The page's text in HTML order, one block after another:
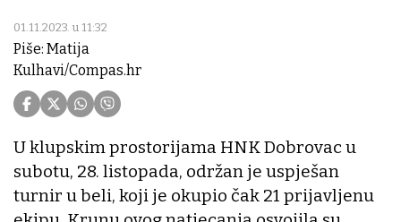
01.11.2023. u 11:32
Piše: Matija
Kulhavi/Compas.hr
U klupskim prostorijama HNK Dobrovac u
subotu, 28. listopada, održan je uspješan
turnir u beli, koji je okupio čak 21 prijavljenu